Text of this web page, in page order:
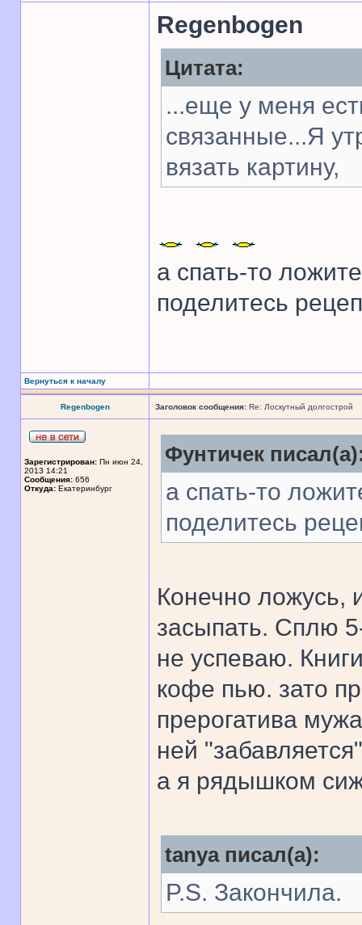
Regenbogen
Цитата:
...еще у меня
связанные...Я
вязать картину,
а спать-то
поделитесь
Вернуться к началу
Regenbogen Заголовок сообщения: Re: Лоскутный долгострой
Зарегистрирован: Пн июн 24,
2013 14:21
Сообщения: 656
Откуда: Екатеринбург
Фунтичек
а спать-то
поделитесь
Конечно ложусь,
засыпать. Сплю
не успеваю.
кофе пью. зато
прерогатива
ней
а я рядышком
tanya писал(а):
P.S. Закончила.